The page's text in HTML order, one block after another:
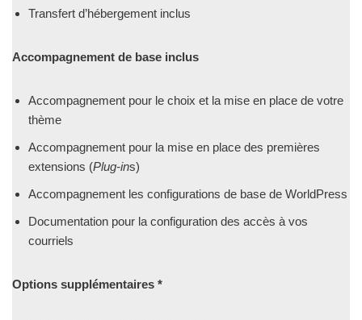
Transfert d’hébergement inclus
Accompagnement de base inclus
Accompagnement pour le choix et la mise en place de votre
thème
Accompagnement pour la mise en place des premières
extensions (Plug-ins)
Accompagnement les configurations de base de WorldPress
Documentation pour la configuration des accès à vos
courriels
Options supplémentaires *